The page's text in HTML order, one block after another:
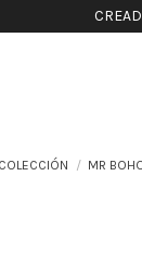
COLECCIÓN MR